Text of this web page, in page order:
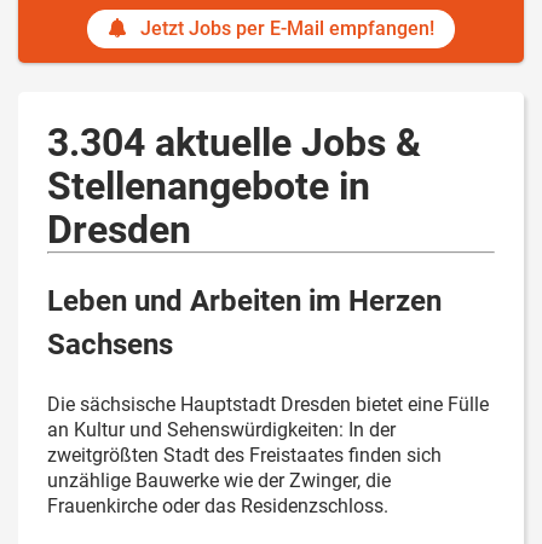
Jetzt Jobs per E-Mail empfangen!
3.304 aktuelle Jobs &
Stellenangebote in
Dresden
Leben und Arbeiten im Herzen
Sachsens
Die sächsische Hauptstadt Dresden bietet eine Fülle
an Kultur und Sehenswürdigkeiten: In der
zweitgrößten Stadt des Freistaates finden sich
unzählige Bauwerke wie der Zwinger, die
Frauenkirche oder das Residenzschloss.